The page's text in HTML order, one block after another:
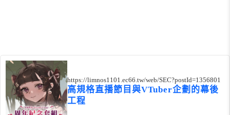
https://limnos1101.ec66.tw/web/SEC?postId=1356801
高規格直播節目與VTuber企劃的幕後
工程